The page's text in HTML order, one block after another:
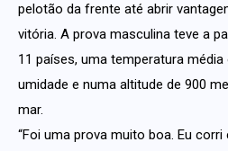
pelotão da frente até abrir
vitória. A prova masculina teve a
11 países, uma temperatura média
umidade e numa altitude de 900
mar.
“Foi uma prova muito boa. Eu